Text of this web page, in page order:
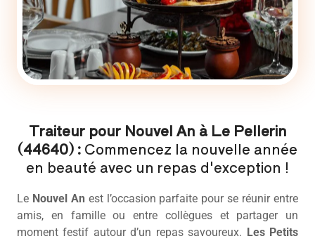
Traiteur pour Nouvel An à Le Pellerin
(44640) : Commencez la nouvelle année
en beauté avec un repas d'exception !
Le Nouvel An est l’occasion parfaite pour se réunir entre
amis, en famille ou entre collègues et partager un
moment festif autour d’un repas savoureux. Les Petits